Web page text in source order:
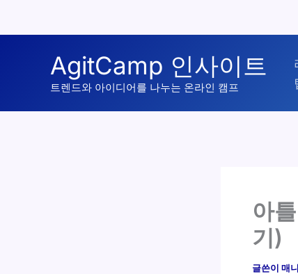
AgitCamp 인사이트
트렌드와 아이디어를 나누는 온라인 캠프
아
기)
글쓴이 매